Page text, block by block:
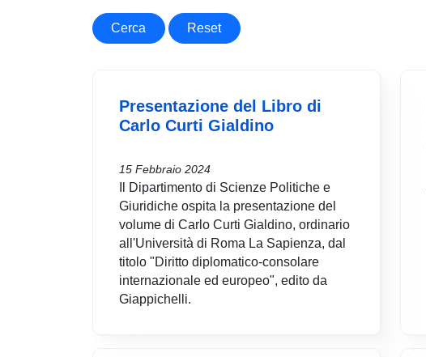
Cerca Reset
Presentazione del Libro di
Carlo Curti Gialdino
15 Febbraio 2024
Il Dipartimento di Scienze Politiche e
Giuridiche ospita la presentazione del
volume di Carlo Curti Gialdino, ordinario
all'Università di Roma La Sapienza, dal
titolo "Diritto diplomatico-consolare
internazionale ed europeo", edito da
Giappichelli.